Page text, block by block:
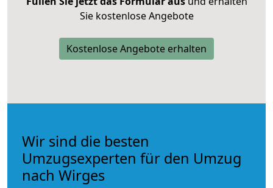
Sie kostenlose Angebote
Kostenlose Angebote erhalten
Wir sind die besten
Umzugsexperten für den Umzug
nach Wirges